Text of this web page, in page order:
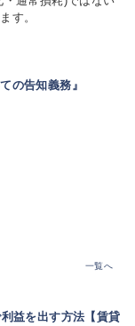
す。
の告知義務』
一覧へ
益を出す方法【賃貸